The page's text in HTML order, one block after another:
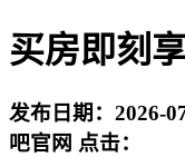
买房即刻
发布日期： 2026-
吧官网 点击：